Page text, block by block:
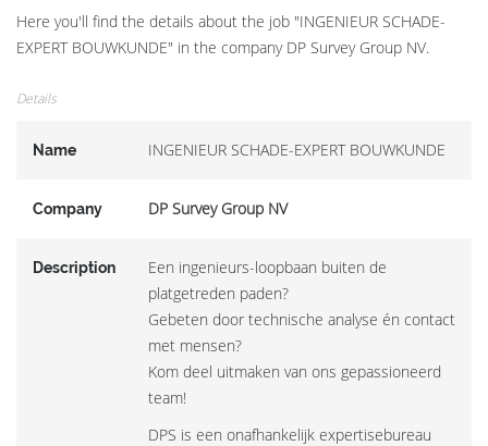
Here you'll find the details about the job "INGENIEUR SCHADE-
EXPERT BOUWKUNDE" in the company DP Survey Group NV.
Details
Name INGENIEUR SCHADE-EXPERT BOUWKUNDE
Company DP Survey Group NV
Description
Een ingenieurs-loopbaan buiten de
platgetreden paden?
Gebeten door technische analyse én contact
met mensen?
Kom deel uitmaken van ons gepassioneerd
team!
DPS is een onafhankelijk expertisebureau